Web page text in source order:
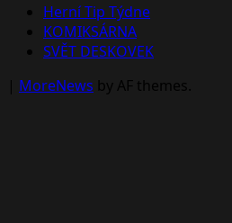
Herní Tip Týdne
KOMIKSÁRNA
SVĚT DESKOVEK
| MoreNews by AF themes.